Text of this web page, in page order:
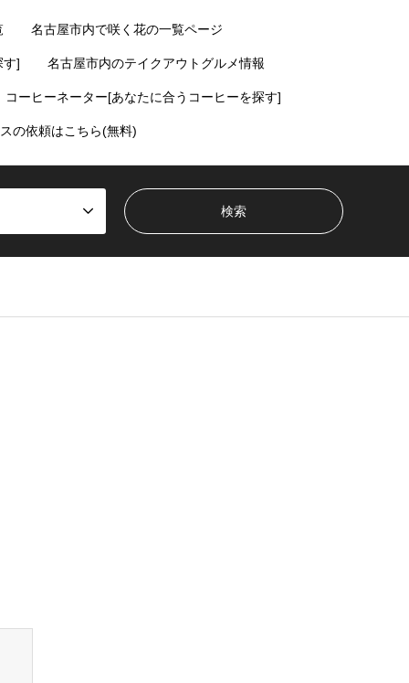
名古屋市内で咲く花の一覧ページ
す] 名古屋市内のテイクアウトグルメ情報
コーヒーネーター[あなたに合うコーヒーを探す]
の依頼はこちら(無料)